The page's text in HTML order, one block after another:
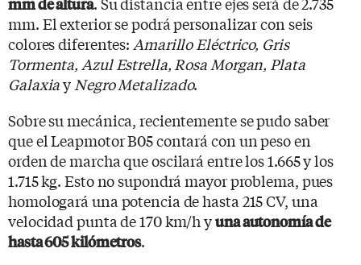
mm. El exterior se podrá personalizar con seis
colores diferentes: Amarillo Eléctrico, Gris
Tormenta, Azul Estrella, Rosa Morgan, Plata
Galaxiay Negro Metalizado.
Sobre su mecánica, recientemente se pudo saber
que el Leapmotor B05 contará con un peso en
orden de marcha que oscilará entre los 1.665 y los
1.715 kg. Esto no supondrá mayor problema, pues
homologará una potencia de hasta 215 CV, una
velocidad punta de 170 km/h yuna autonomía de
hasta 605 kilómetros.